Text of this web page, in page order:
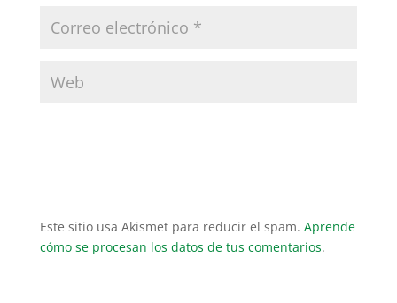
Este sitio usa Akismet para reducir el spam. Aprende
cómo se procesan los datos de tus comentarios.